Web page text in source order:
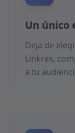
Un único
Deja de
Linkrex,
a tu